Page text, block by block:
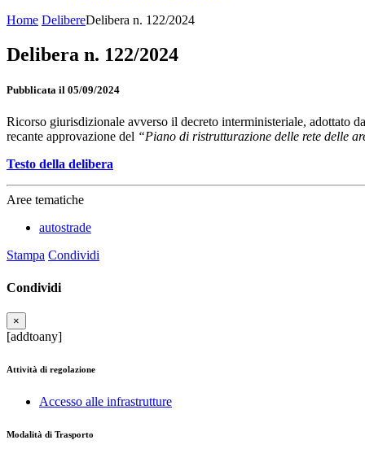
Home DelibereDelibera n. 122/2024
Delibera n. 122/2024
Pubblicata il 05/09/2024
Ricorso giurisdizionale avverso il decreto interministeriale, adottato
recante approvazione del “Piano di ristrutturazione delle rete delle
Testo della delibera
Aree tematiche
autostrade
Stampa Condividi
Condividi
×
[addtoany]
Attività di regolazione
Accesso alle infrastrutture
Modalità di Trasporto